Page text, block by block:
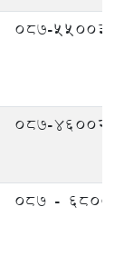
087-550033
087-460020
०८७ -